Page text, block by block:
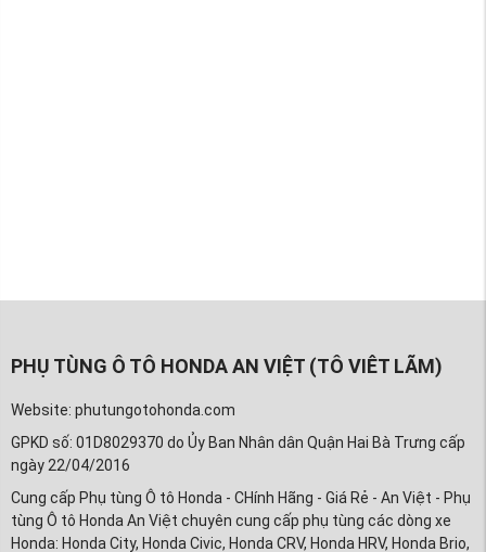
PHỤ TÙNG Ô TÔ HONDA AN VIỆT (TÔ VIÊT LÃM)
Website: phutungotohonda.com
GPKD số: 01D8029370 do Ủy Ban Nhân dân Quận Hai Bà Trưng cấp
ngày 22/04/2016
Cung cấp Phụ tùng Ô tô Honda - CHính Hãng - Giá Rẻ - An Việt - Phụ
tùng Ô tô Honda An Việt chuyên cung cấp phụ tùng các dòng xe
Honda: Honda City, Honda Civic, Honda CRV, Honda HRV, Honda Brio,